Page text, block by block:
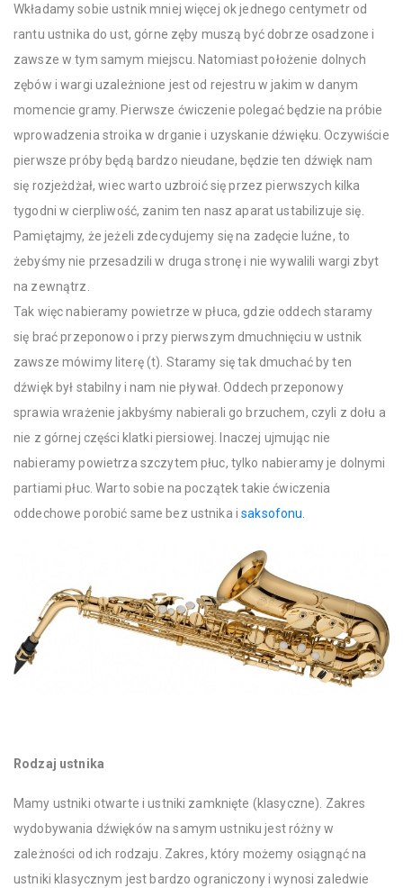
Wkładamy sobie ustnik mniej więcej ok jednego centymetr od
rantu ustnika do ust, górne zęby muszą być dobrze osadzone i
zawsze w tym samym miejscu. Natomiast położenie dolnych
zębów i wargi uzależnione jest od rejestru w jakim w danym
momencie gramy. Pierwsze ćwiczenie polegać będzie na próbie
wprowadzenia stroika w drganie i uzyskanie dźwięku. Oczywiście
pierwsze próby będą bardzo nieudane, będzie ten dźwięk nam
się rozjeżdżał, wiec warto uzbroić się przez pierwszych kilka
tygodni w cierpliwość, zanim ten nasz aparat ustabilizuje się.
Pamiętajmy, że jeżeli zdecydujemy się na zadęcie luźne, to
żebyśmy nie przesadzili w druga stronę i nie wywalili wargi zbyt
na zewnątrz.
Tak więc nabieramy powietrze w płuca, gdzie oddech staramy
się brać przeponowo i przy pierwszym dmuchnięciu w ustnik
zawsze mówimy literę (t). Staramy się tak dmuchać by ten
dźwięk był stabilny i nam nie pływał. Oddech przeponowy
sprawia wrażenie jakbyśmy nabierali go brzuchem, czyli z dołu a
nie z górnej części klatki piersiowej. Inaczej ujmując nie
nabieramy powietrza szczytem płuc, tylko nabieramy je dolnymi
partiami płuc. Warto sobie na początek takie ćwiczenia
oddechowe porobić same bez ustnika isaksofonu
Rodzaj ustnika
Mamy ustniki otwarte i ustniki zamknięte (klasyczne). Zakres
wydobywania dźwięków na samym ustniku jest różny w
zależności od ich rodzaju. Zakres, który możemy osiągnąć na
ustniki klasycznym jest bardzo ograniczony i wynosi zaledwie